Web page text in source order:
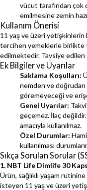
vücut tarafından çok
emilmesine zemin
Kullanım Önerisi
11 yaş ve üzeri yetişkinlerin
tercihen yemeklerle birlikte
edilmektedir. Tavsiye edilen
Ek Bilgiler ve Uyarılar
Saklama Koşulları:
nemden ve doğrudan
göremeyeceği ve
Genel Uyarılar:
geçemez. İlaç
amacıyla kullanılmaz.
Özel Durumlar:
kullanılması
Sıkça Sorulan Sorular
1. NBT Life Dimlife 30
Ürün, sağlıklı yaşam
isteyen 11 yaş ve üzeri